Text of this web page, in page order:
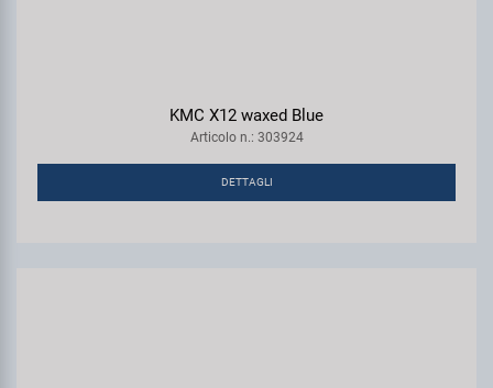
KMC X12 waxed Blue
Articolo n.: 303924
DETTAGLI